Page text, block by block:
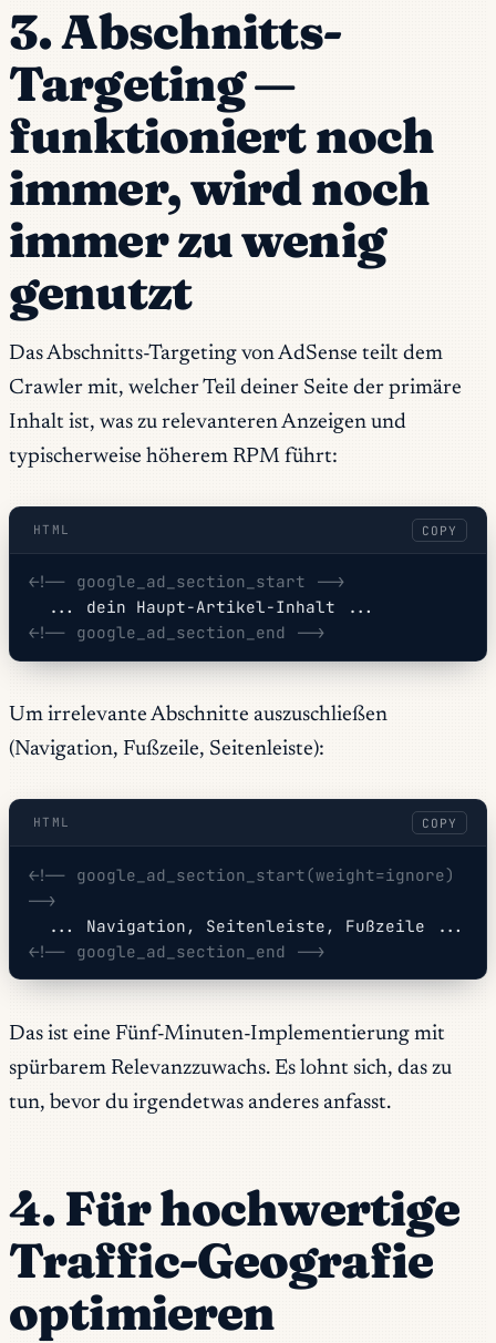
3. Abschnitts-
Targeting —
funktioniert noch
immer, wird noch
immer zu wenig
genutzt
Das Abschnitts-Targeting von AdSense teilt dem
Crawler mit, welcher Teil deiner Seite der primäre
Inhalt ist, was zu relevanteren Anzeigen und
typischerweise höherem RPM führt:
HTML COPY
<!-- google_ad_section_start -->
  ... dein Haupt-Artikel-Inhalt ...
<!-- google_ad_section_end -->
Um irrelevante Abschnitte auszuschließen
(Navigation, Fußzeile, Seitenleiste):
HTML COPY
<!-- google_ad_section_start(weight=ignore)
-->
  ... Navigation, Seitenleiste, Fußzeile ...
<!-- google_ad_section_end -->
Das ist eine Fünf-Minuten-Implementierung mit
spürbarem Relevanzzuwachs. Es lohnt sich, das zu
tun, bevor du irgendetwas anderes anfasst.
4. Für hochwertige
Traffic-Geografie
optimieren